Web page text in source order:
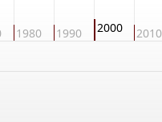
1980 1990 2000 2010